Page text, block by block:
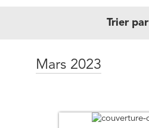
Trier par
Titre
Mars 2023